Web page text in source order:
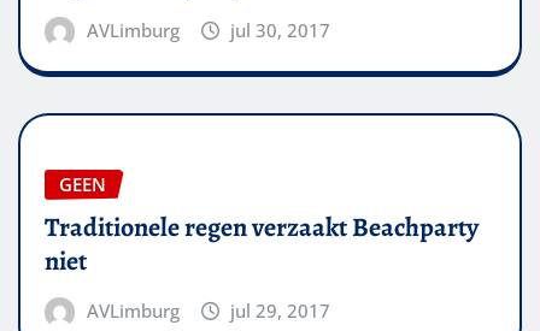
AVLimburg jul 30, 2017
GEEN
Traditionele regen verzaakt Beachparty
niet
AVLimburg jul 29, 2017